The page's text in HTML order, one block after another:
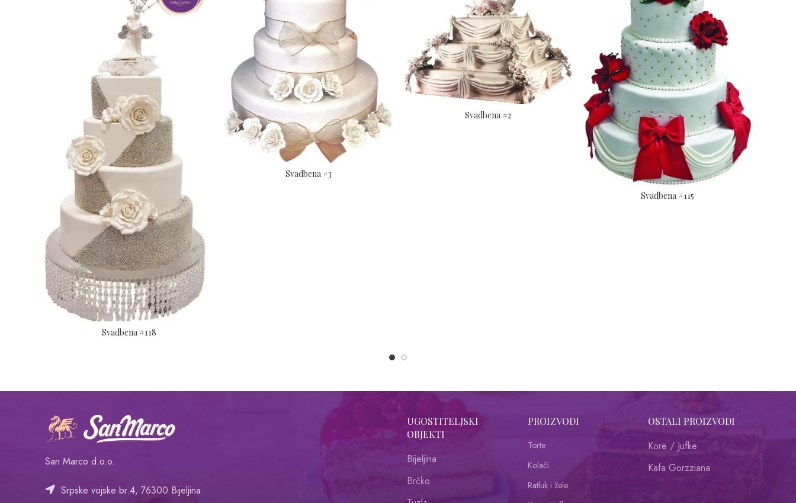
Svadbena #118
Svadbena #3
Svadbena #2
Svadbena #115
San Marco d.o.o.
Srpske vojske br.4, 76300 Bijeljina
UGOSTITELJSKI
OBJEKTI
Bijeljina
Brčko
PROIZVODI
Torte
Kolači
Ratluk i žele
OSTALI PROIZVODI
Kore / Jufke
Kafa Gorzziana